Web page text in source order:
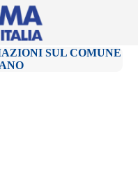
SUL COMUNE